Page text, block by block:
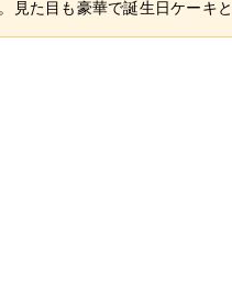
た目も豪華で誕生日ケーキと